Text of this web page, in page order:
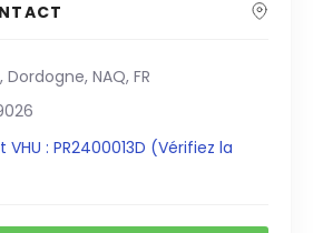
NAQ, FR
: PR2400013D (Vérifiez la